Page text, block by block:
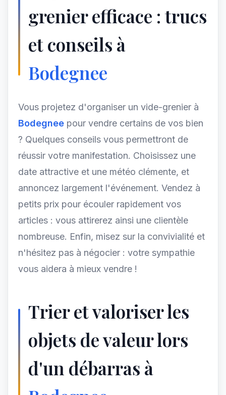
grenier efficace : trucs
et conseils à
Bodegnee
Vous projetez d'organiser un vide-grenier à
Bodegnee pour vendre certains de vos bien
? Quelques conseils vous permettront de
réussir votre manifestation. Choisissez une
date attractive et une météo clémente, et
annoncez largement l'événement. Vendez à
petits prix pour écouler rapidement vos
articles : vous attirerez ainsi une clientèle
nombreuse. Enfin, misez sur la convivialité et
n'hésitez pas à négocier : votre sympathie
vous aidera à mieux vendre !
Trier et valoriser les
objets de valeur lors
d'un débarras à